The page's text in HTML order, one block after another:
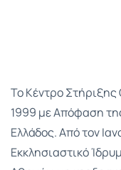
Το Κέντρο
1999 με Απόφαση
Ελλάδος. Από τον
Εκκλησιαστικό